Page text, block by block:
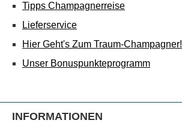
Tipps Champagnerreise
Lieferservice
Hier Geht's Zum Traum-Champagner!
Unser Bonuspunkteprogramm
INFORMATIONEN